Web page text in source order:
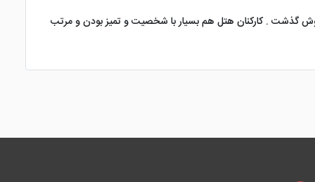
گذشت . کارکنان هتل هم بسیار با شخصیت و تمیز بودن و مرتب